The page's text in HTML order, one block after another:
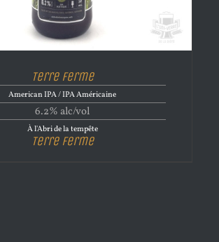
Terre Ferme
American IPA / IPA Américaine
6.2% alc/vol
À l'Abri de la tempête
Terre Ferme